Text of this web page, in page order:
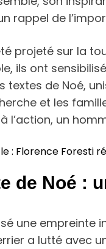
rappel de
projeté sur la
ils ont
textes de Noé,
et les
à l’action, un
: Florence Foresti
de Noé :
une empreinte
a lutté avec